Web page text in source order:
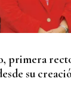
primera
su